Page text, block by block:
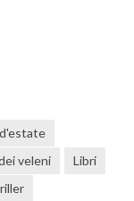
veleni
Libri